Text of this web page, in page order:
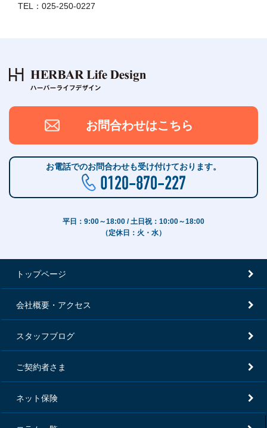
TEL：025-250-0227
お問合わせはこちら
お電話でのお問合わせも受け付けております。
平日：9:00～18:00 / 土日祝：10:00～18:00
（定休日：火・水）
トップページ
会社概要・アクセス
スタッフブログ
ご契約者さま
ネット保険